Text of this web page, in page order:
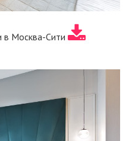
в Москва-Сити